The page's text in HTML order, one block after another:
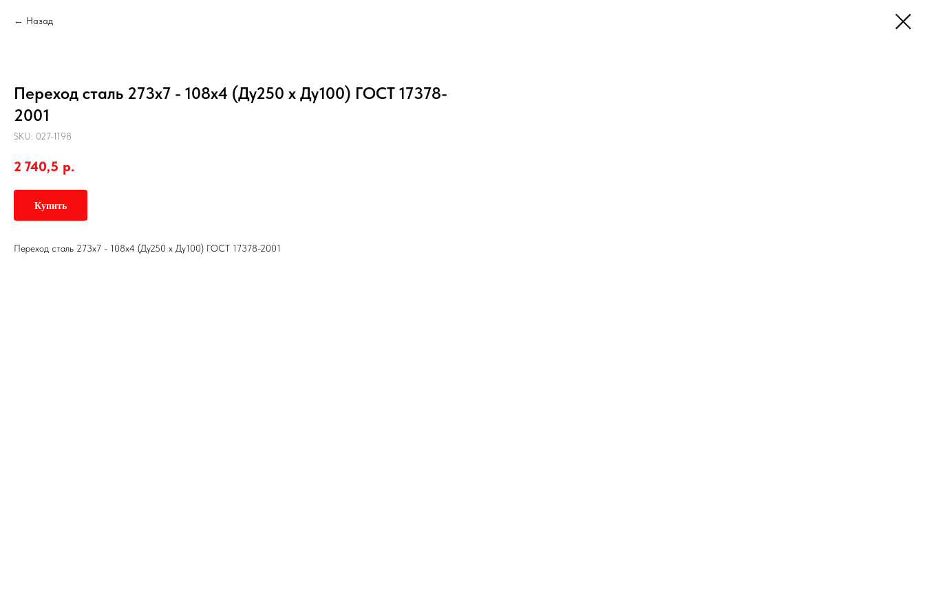
Назад
Переход сталь 273х7 - 108х4 (Ду250 х Ду100) ГОСТ 17378-
2001
SKU: 027-1198
2 740,5 р.
Купить
Переход сталь 273х7 - 108х4 (Ду250 х Ду100) ГОСТ 17378-2001